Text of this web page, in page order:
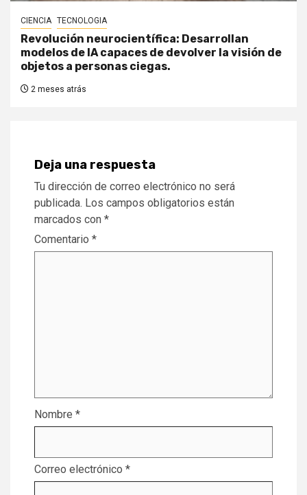
CIENCIA TECNOLOGIA
Revolución neurocientífica: Desarrollan
modelos de IA capaces de devolver la visión de
objetos a personas ciegas.
2 meses atrás
Deja una respuesta
Tu dirección de correo electrónico no será
publicada. Los campos obligatorios están
marcados con *
Comentario *
Nombre *
Correo electrónico *